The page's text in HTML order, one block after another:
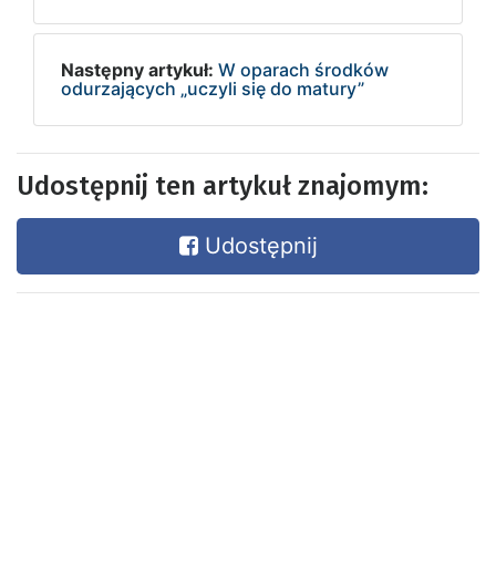
Następny artykuł: W oparach środków
odurzających „uczyli się do matury”
Udostępnij ten artykuł znajomym:
Udostępnij